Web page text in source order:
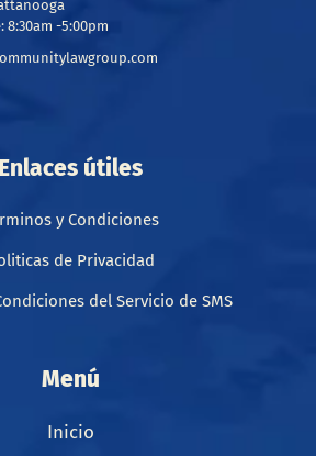
8:30am -5:00pm
Enlaces útiles
y Condiciones
de Privacidad
del Servicio de SMS
Menú
Inicio